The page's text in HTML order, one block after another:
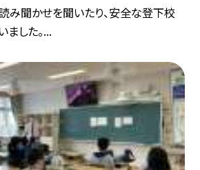
み聞かせを聞いたり、安全な登下校
ました。...